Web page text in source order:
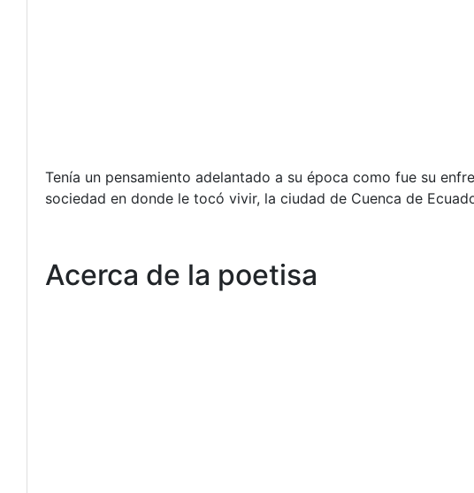
Tenía un pensamiento adelantado a su época como fue su
sociedad en donde le tocó vivir, la ciudad de Cuenca de
Acerca de la poetisa